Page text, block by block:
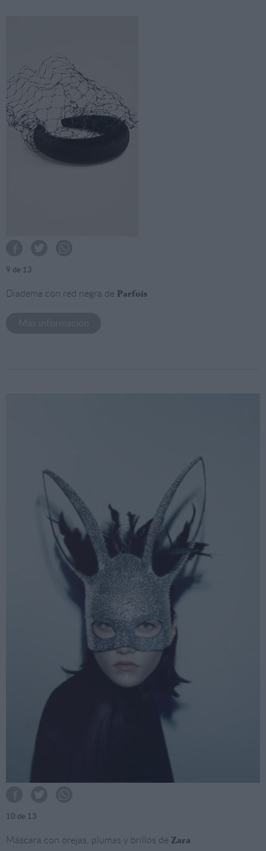
9 de 13
Diadema con red negra de Parfois
10 de 13
Máscara con orejas, plumas y brillos de Zara